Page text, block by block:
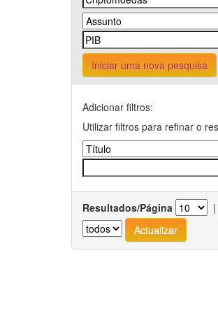
Iniciar uma nova pesquisa
Adicionar filtros:
Utilizar filtros para refinar o
Resultados/Página |